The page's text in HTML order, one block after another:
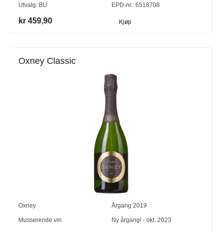
Utvalg: BU
EPD-nr.: 6518708
kr 459,90 Kjøp
Oxney Classic
Oxney Årgang 2019
Musserende vin Ny årgang! - okt. 2023